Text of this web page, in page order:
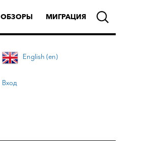
ОБЗОРЫ МИГРАЦИЯ
English (en)
Вход